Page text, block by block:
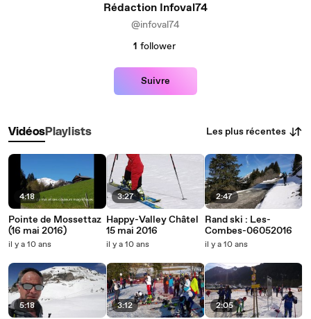
Rédaction Infoval74
@infoval74
1 follower
Suivre
VidéosPlaylists Les plus récentes
4:18
Pointe de Mossettaz
(16 mai 2016)
il y a 10 ans
5:18
3:27
Happy-Valley Châtel
15 mai 2016
il y a 10 ans
3:12
2:47
Rand ski : Les-
Combes-06052016
il y a 10 ans
2:05